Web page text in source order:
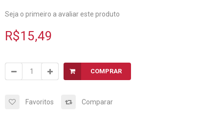
Seja o primeiro a avaliar este produto
R$15,49
COMPRAR
Favoritos Comparar